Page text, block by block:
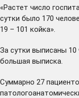
«Растет число
сутки было 170
19 – 101 койка».
За сутки выписаны
большая выписка.
Суммарно 27